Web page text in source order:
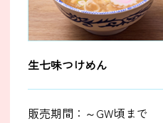
生七味つけめん
販売期間：～GW頃まで